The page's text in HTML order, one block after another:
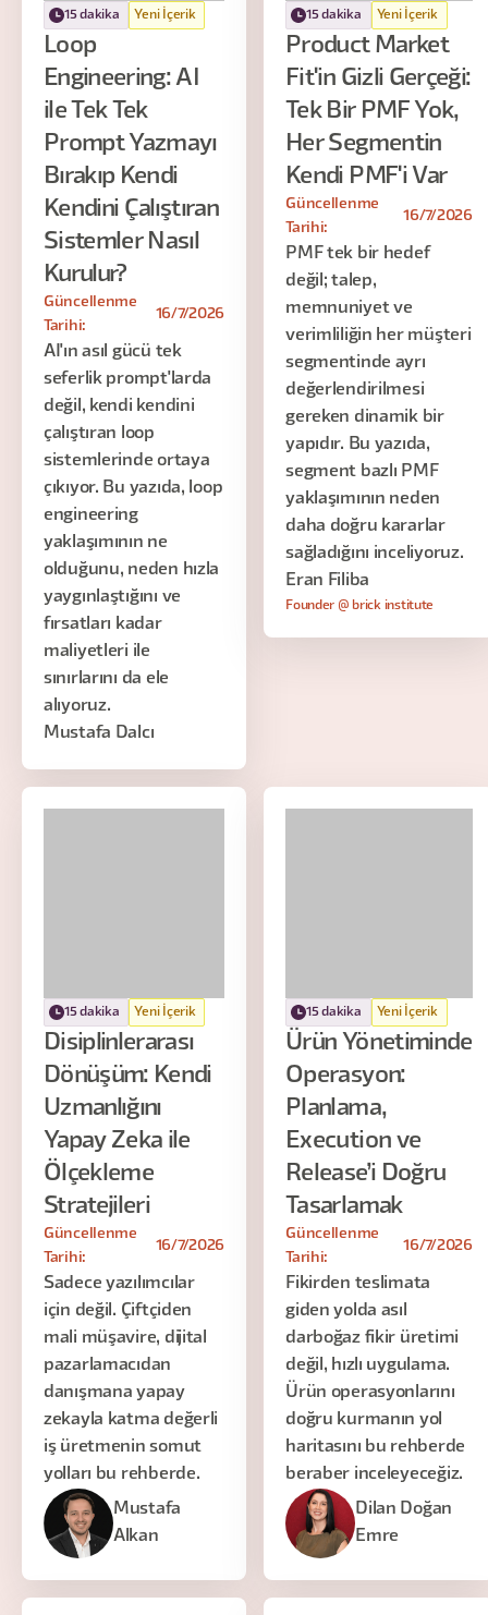
15 dakika Yeni İçerik
Loop
Engineering: AI
ile Tek Tek
Prompt Yazmayı
Bırakıp Kendi
Kendini Çalıştıran
Sistemler Nasıl
Kurulur?
Güncellenme
Tarihi:
16/7/2026
AI'ın asıl gücü tek
seferlik prompt'larda
değil, kendi kendini
çalıştıran loop
sistemlerinde ortaya
çıkıyor. Bu yazıda, loop
engineering
yaklaşımının ne
olduğunu, neden hızla
yaygınlaştığını ve
fırsatları kadar
maliyetleri ile
sınırlarını da ele
alıyoruz.
Mustafa Dalcı
15 dakika Yeni İçerik
Product Market
Fit'in Gizli Gerçeği:
Tek Bir PMF Yok,
Her Segmentin
Kendi PMF'i Var
Güncellenme
Tarihi:
16/7/2026
PMF tek bir hedef
değil; talep,
memnuniyet ve
verimliliğin her müşteri
segmentinde ayrı
değerlendirilmesi
gereken dinamik bir
yapıdır. Bu yazıda,
segment bazlı PMF
yaklaşımının neden
daha doğru kararlar
sağladığını inceliyoruz.
Eran Filiba
Founder @ brick institute
15 dakika Yeni İçerik
Disiplinlerarası
Dönüşüm: Kendi
Uzmanlığını
Yapay Zeka ile
Ölçekleme
Stratejileri
Güncellenme
Tarihi:
16/7/2026
Sadece yazılımcılar
için değil. Çiftçiden
mali müşavire, dijital
pazarlamacıdan
danışmana yapay
zekayla katma değerli
iş üretmenin somut
yolları bu rehberde.
Mustafa
Alkan
15 dakika Yeni İçerik
Ürün Yönetiminde
Operasyon:
Planlama,
Execution ve
Release’i Doğru
Tasarlamak
Güncellenme
Tarihi:
16/7/2026
Fikirden teslimata
giden yolda asıl
darboğaz fikir üretimi
değil, hızlı uygulama.
Ürün operasyonlarını
doğru kurmanın yol
haritasını bu rehberde
beraber inceleyeceğiz.
Dilan Doğan
Emre